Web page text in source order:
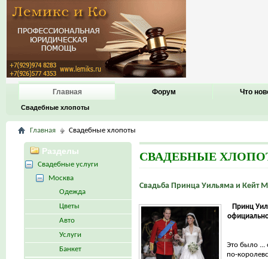
Главная
Свадебные хлопоты
Форум Что
Главная Свадебные хлопоты
СВАДЕБНЫЕ
Свадьба Принца Уильяма и Кейт
Принц
Это было ...
по-
Разделы
Свадебные услуги
Москва
Одежда
Цветы
Авто
Услуги
Банкет